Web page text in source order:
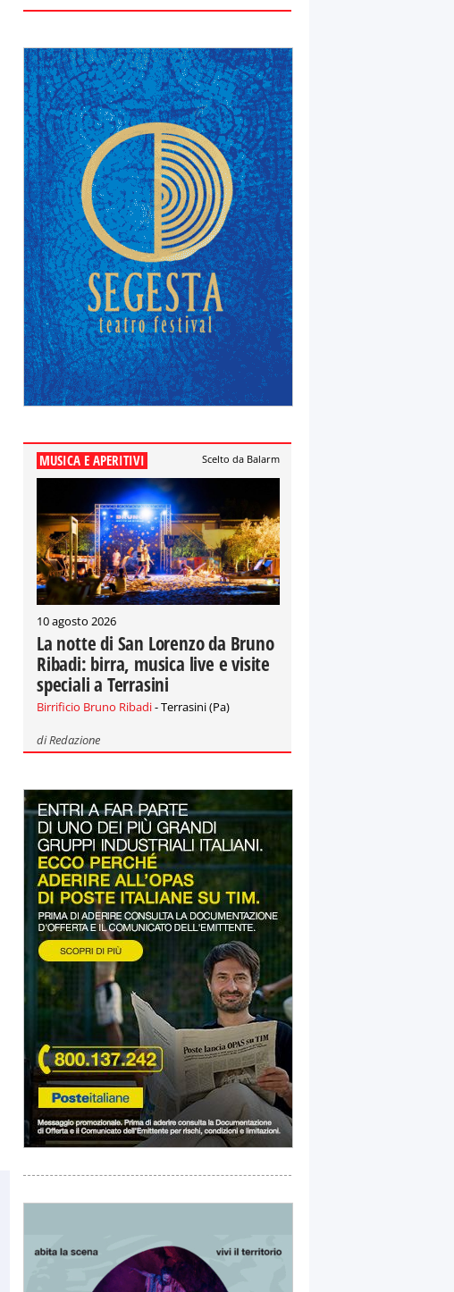
MUSICA E APERITIVI Scelto da Balarm
10 agosto 2026
La notte di San Lorenzo da Bruno
Ribadi: birra, musica live e visite
speciali a Terrasini
Birrificio Bruno Ribadi- Terrasini (Pa)
diRedazione